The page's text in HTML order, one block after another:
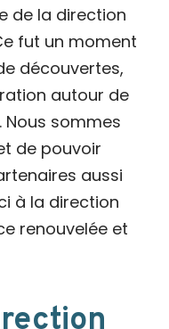
de la direction
fut un moment
découvertes,
autour de
sommes
de pouvoir
aussi
à la direction
renouvelée et